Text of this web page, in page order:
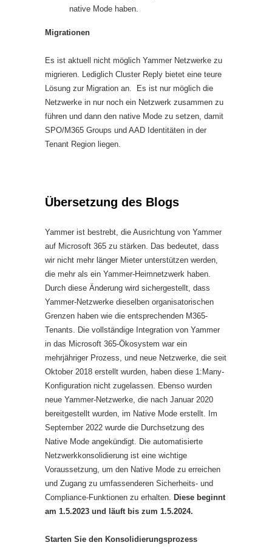
native Mode haben.
Migrationen
Es ist aktuell nicht möglich Yammer Netzwerke zu
migrieren. Lediglich Cluster Reply bietet eine teure
Lösung zur Migration an. Es ist nur möglich die
Netzwerke in nur noch ein Netzwerk zusammen zu
führen und dann den native Mode zu setzen, damit
SPO/M365 Groups und AAD Identitäten in der
Tenant Region liegen.
Übersetzung des Blogs
Yammer ist bestrebt, die Ausrichtung von Yammer
auf Microsoft 365 zu stärken. Das bedeutet, dass
wir nicht mehr länger Mieter unterstützen werden,
die mehr als ein Yammer-Heimnetzwerk haben.
Durch diese Änderung wird sichergestellt, dass
Yammer-Netzwerke dieselben organisatorischen
Grenzen haben wie die entsprechenden M365-
Tenants. Die vollständige Integration von Yammer
in das Microsoft 365-Ökosystem war ein
mehrjähriger Prozess, und neue Netzwerke, die seit
Oktober 2018 erstellt wurden, haben diese 1:Many-
Konfiguration nicht zugelassen. Ebenso wurden
neue Yammer-Netzwerke, die nach Januar 2020
bereitgestellt wurden, im Native Mode erstellt. Im
September 2022 wurde die Durchsetzung des
Native Mode angekündigt. Die automatisierte
Netzwerkkonsolidierung ist eine wichtige
Voraussetzung, um den Native Mode zu erreichen
und Zugang zu umfassenderen Sicherheits- und
Compliance-Funktionen zu erhalten. Diese beginnt
am 1.5.2023 und läuft bis zum 1.5.2024.
Starten Sie den Konsolidierungsprozess